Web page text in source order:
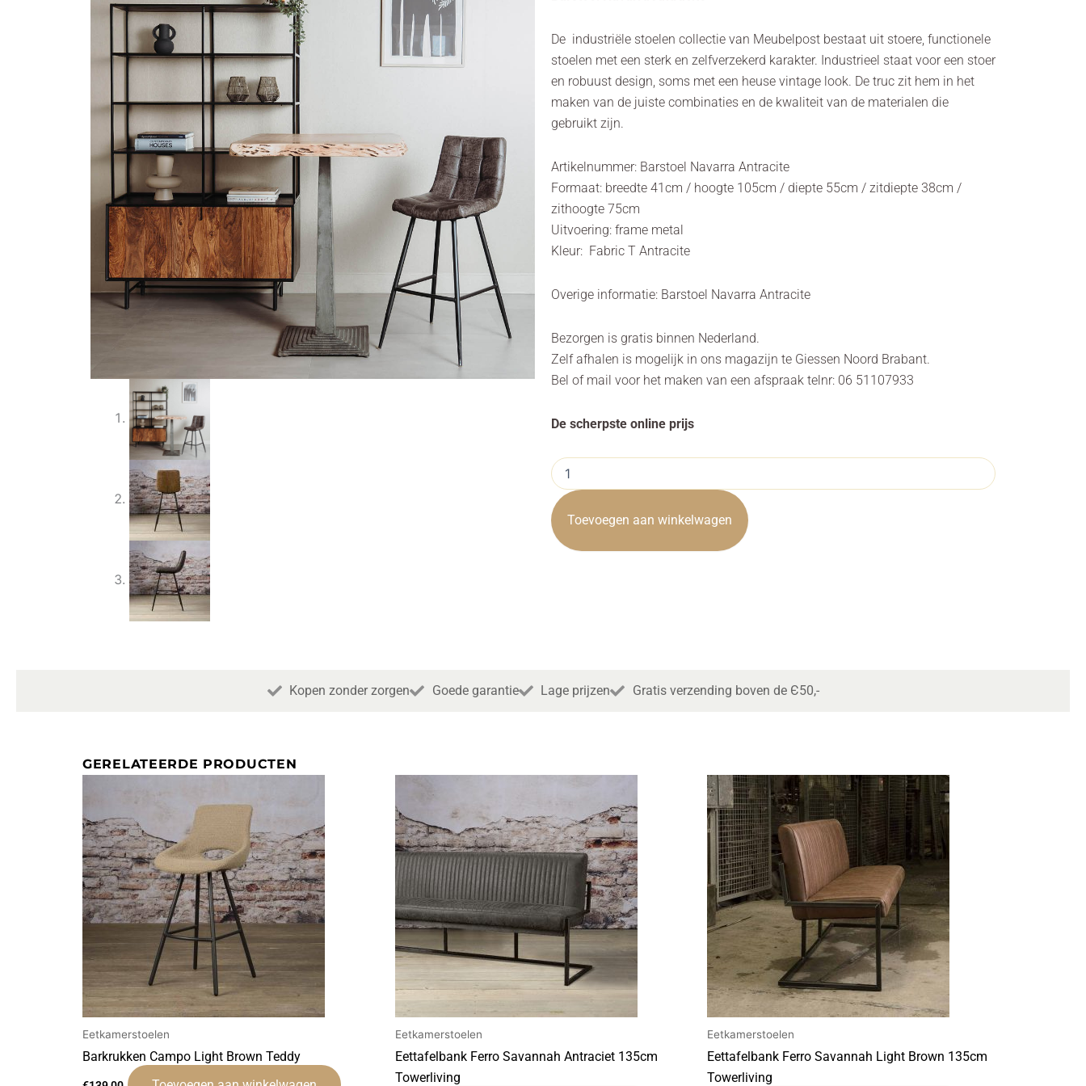
De industriële stoelen collectie van Meubelpost bestaat uit stoere, functionele
stoelen met een sterk en zelfverzekerd karakter. Industrieel staat voor een stoer
en robuust design, soms met een heuse vintage look. De truc zit hem in het
maken van de juiste combinaties en de kwaliteit van de materialen die
gebruikt zijn.
Artikelnummer: Barstoel Navarra Antracite
Formaat: breedte 41cm / hoogte 105cm / diepte 55cm / zitdiepte 38cm /
zithoogte 75cm
Uitvoering: frame metal
Kleur: Fabric T Antracite
Overige informatie: Barstoel Navarra Antracite
Bezorgen is gratis binnen Nederland.
Zelf afhalen is mogelijk in ons magazijn te Giessen Noord Brabant.
Bel of mail voor het maken van een afspraak telnr: 06 51107933
De scherpste online prijs
Barstoel
Navarra
Antracite
aantalToevoegen aan winkelwagen
Kopen zonder zorgen Goede garantie Lage prijzen Gratis verzending boven de Є50,-
GERELATEERDE PRODUCTEN
Eetkamerstoelen
Barkrukken Campo Light Brown Teddy
Eetkamerstoelen
Eettafelbank Ferro Savannah Antraciet 135cm
Towerliving
Eetkamerstoelen
Eettafelbank Ferro Savannah Light Brown 135cm
Towerliving